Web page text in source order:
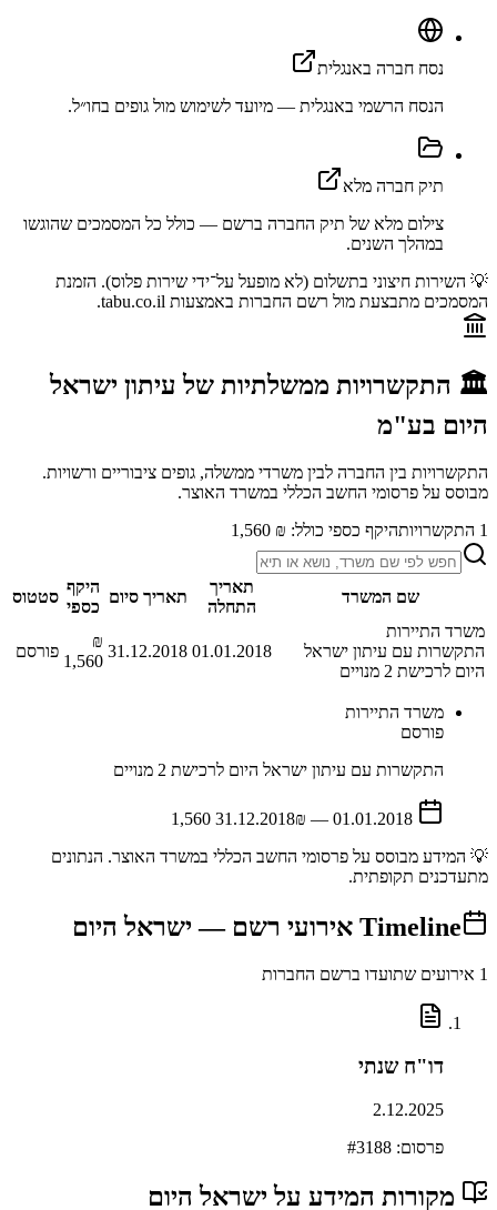
נסח חברה באנגלית
הנסח הרשמי באנגלית — מיועד לשימוש מול גופים בחו״ל.
תיק חברה מלא
צילום מלא של תיק החברה ברשם — כולל כל המסמכים שהוגשו
במהלך השנים.
💡 השירות חיצוני בתשלום (לא מופעל על־ידי שירות פלוס). הזמנת
המסמכים מתבצעת מול רשם החברות באמצעות tabu.co.il.
🏛️ התקשרויות ממשלתיות של עיתון ישראל
היום בע"מ
התקשרויות בין החברה לבין משרדי ממשלה, גופים ציבוריים ורשויות.
מבוסס על פרסומי החשב הכללי במשרד האוצר.
1 התקשרויותהיקף כספי כולל: ₪ 1,560
שם המשרד
תאריך
התחלה
תאריך סיום
היקף
כספי
סטטוס
משרד התיירות
התקשרות עם עיתון ישראל
היום לרכישת 2 מנויים
01.01.2018
31.12.2018
₪
1,560
פורסם
משרד התיירות
פורסם
התקשרות עם עיתון ישראל היום לרכישת 2 מנויים
01.01.2018
—
31.12.2018₪ 1,560
💡 המידע מבוסס על פרסומי החשב הכללי במשרד האוצר. הנתונים
מתעדכנים תקופתית.
Timeline אירועי רשם — ישראל היום
1 אירועים שתועדו ברשם החברות
דו"ח שנתי
2.12.2025
פרסום: # 3188
מקורות המידע על ישראל היום